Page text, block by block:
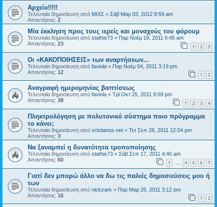
Αρχείο!!!!!
Τελευταία δημοσίευση από ΜΙΧΣ « Σάβ Μαρ 03, 2012 8:59 am
Απαντήσεις: 2
Μία έκκληση προς τους ιερείς και μοναχούς του φόρουμ
Τελευταία δημοσίευση από stathis73 « Παρ Νοέμ 18, 2011 6:45 am
Απαντήσεις: 23 1 2 3
Οι «ΚΑΚΟΠΟΙΗΣΕΙΣ» των αναρτήσεων...
Τελευταία δημοσίευση από faviola « Παρ Νοέμ 04, 2011 3:19 pm
Απαντήσεις: 12 1 2
Aναγραφή ημερομηνίας βαπτίσεως
Τελευταία δημοσίευση από faviola « Τρί Οκτ 25, 2011 9:59 pm
Απαντήσεις: 38 1 2 3 4
Πληκτρολόγηση με πολυτονικό σύστημα ποιο πρόγραμμα
το κάνει;
Τελευταία δημοσίευση από xristianos.net « Τετ Σεπ 28, 2011 12:04 pm
Απαντήσεις: 3
Nα ξαναμπεί η δυνατότητα τροποποίησης
Τελευταία δημοσίευση από stathis73 « Σάβ Σεπ 17, 2011 4:40 am
Απαντήσεις: 60 1 … 4 5 6 7
Γιατί δεν μπορώ άλλο να δω τις παλιές δημοσιεύσεις μου ή
των
Τελευταία δημοσίευση από nickzark « Παρ Μαρ 25, 2011 3:12 pm
Απαντήσεις: 16 1 2